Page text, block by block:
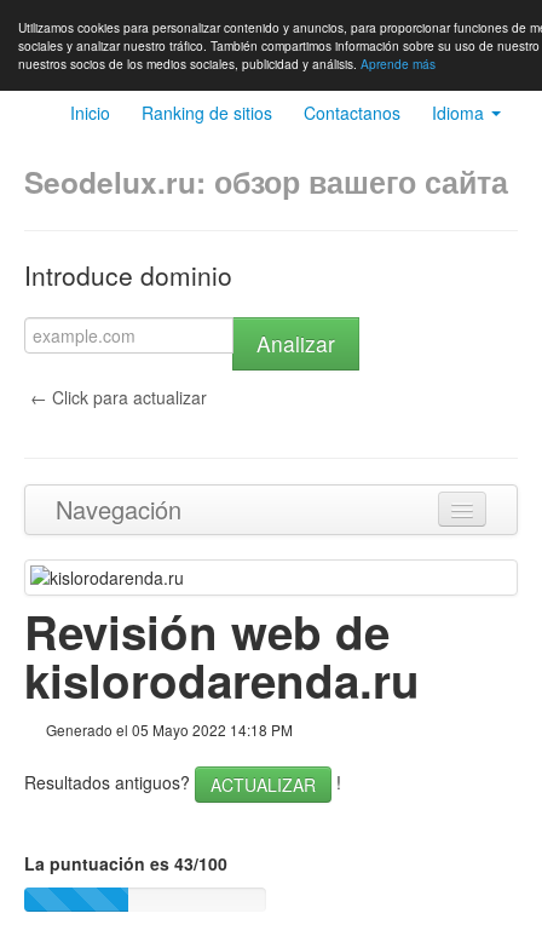
Utilizamos cookies para personalizar contenido y anuncios, para proporcionar funciones de
sociales y analizar nuestro tráfico. También compartimos información sobre su uso de
nuestros socios de los medios sociales, publicidad y análisis. Aprende más
Inicio Ranking de sitios Contactanos Idioma
Seodelux.ru: обзор вашего сайта
Introduce dominio
Analizar
← Click para actualizar
Navegación
Volver arriba
Enlaces
Movil
Optimización
Revisión web de
kislorodarenda.ru
Generado el 05 Mayo 2022 14:18 PM
Resultados antiguos? ACTUALIZAR !
La puntuación es 43/100